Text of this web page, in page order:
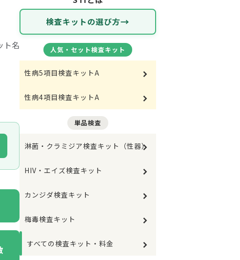
ト名
検査キットの選び方
人気・セット検査キット
性病5項目検査キットA
性病4項目検査キットA
単品検査
淋菌・クラミジア検査キット（性器）
HIV・エイズ検査キット
カンジダ検査キット
梅毒検査キット
すべての検査キット・料金